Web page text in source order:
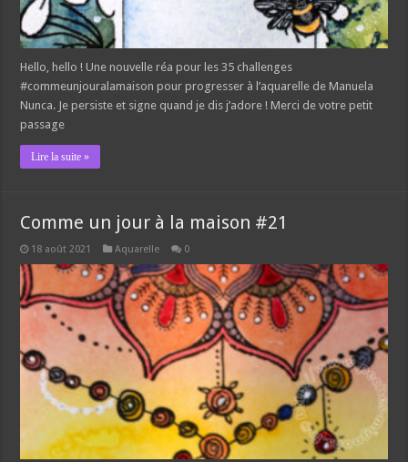
Hello, hello ! Une nouvelle réa pour les 35 challenges
#commeunjouralamaison pour progresser à l’aquarelle de Manuela
Nunca. Je persiste et signe quand je dis j’adore ! Merci de votre petit
passage
Lire la suite »
Comme un jour à la maison #21
18 août 2021 Aquarelle 0